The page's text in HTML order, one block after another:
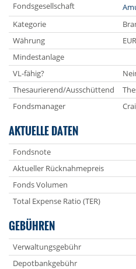
Fondsgesellschaft
Kategorie
Währung
EUR
Mindestanlage
VL-fähig?
Thesaurierend/Ausschüttend
Fondsmanager
AKTUELLE DATEN
Fondsnote
Aktueller Rücknahmepreis
Fonds Volumen
Total Expense Ratio (TER)
GEBÜHREN
Verwaltungsgebühr
Depotbankgebühr